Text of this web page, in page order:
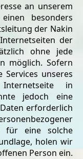
an unserem
besonders
der Nakin
der
ohne jede
möglich. Sofern
unseres
in
jedoch eine
erforderlich
für eine solche
holen wir
Person ein.